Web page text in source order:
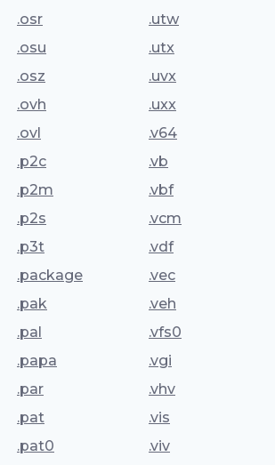
.osr
.osu
.osz
.ovh
.ovl
.p2c
.p2m
.p2s
.p3t
.package
.pak
.pal
.papa
.par
.pat
.pat0
.utw
.utx
.uvx
.uxx
.v64
.vb
.vbf
.vcm
.vdf
.vec
.veh
.vfs0
.vgi
.vhv
.vis
.viv